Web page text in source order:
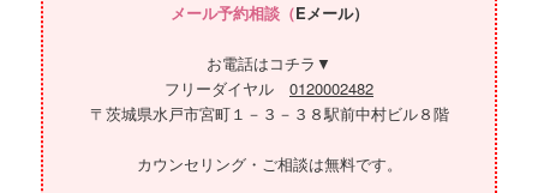
メール予約相談（Eメール）
お電話はコチラ▼
フリーダイヤル 0120002482
〒茨城県水戸市宮町１－３－３８駅前中村ビル８階
カウンセリング・ご相談は無料です。